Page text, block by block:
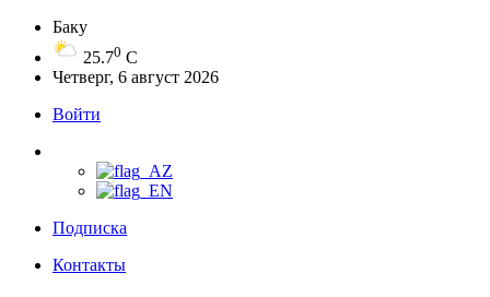
Баку
25.70 C
Четверг, 6 август 2026
Войти
Подписка
Контакты